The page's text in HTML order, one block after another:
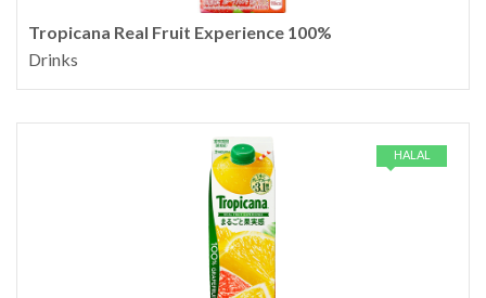
Tropicana Real Fruit Experience 100%
Drinks
HALAL